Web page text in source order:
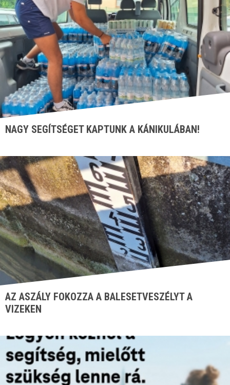
NAGY SEGÍTSÉGET KAPTUNK A KÁNIKULÁBAN!
AZ ASZÁLY FOKOZZA A BALESETVESZÉLYT A
VIZEKEN